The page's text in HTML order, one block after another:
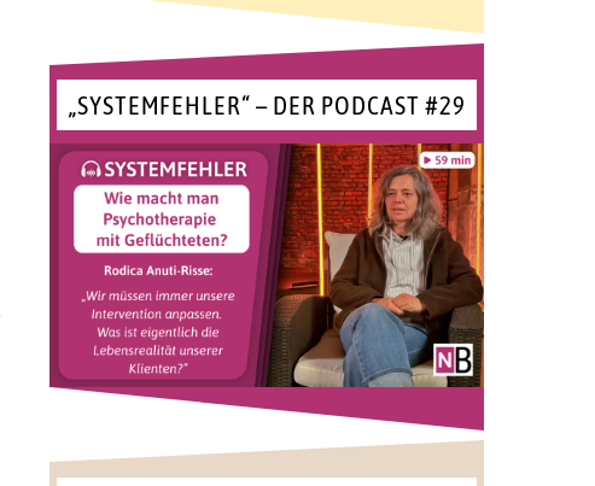
„SYSTEMFEHLER“ – DER PODCAST #29